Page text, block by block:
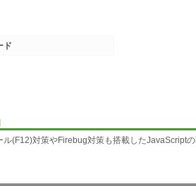
ル(F12)対策やFirebug対策も搭載したJavaScript
ド